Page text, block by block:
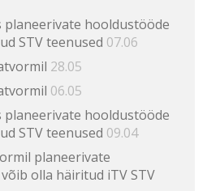
planeerivate hooldustööde
STV teenused 07.06
28.05
06.05
planeerivate hooldustööde
STV teenused 09.04
planeerivate
olla häiritud iTV STV